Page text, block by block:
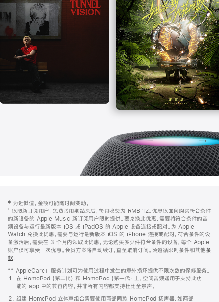
中
打
开)
页
页
脚
注
‡ 为近似值。金额可能随时间变动。
⁺ 仅限新订阅用户。免费试用期结束后，每月收费为 RMB 12。优惠仅面向购买符合条件
的新设备的 Apple Music 新订阅用户限时提供。要兑换此优惠，需要将符合条件的音
频设备与运行最新版本 iOS 或 iPadOS 的 Apple 设备连接或配对。为 Apple
Watch 兑换此优惠，需要与运行最新版本 iOS 的 iPhone 连接或配对。符合条件的设
备激活后，需要在 3 个月内领取此优惠。无论购买多少件符合条件的设备，每个 Apple
账户仅可享受一次优惠。会员方案将自动续订，直至取消订阅。须遵循限制条件和其他条
款。
窗
口
中
打
** AppleCare+ 服务计划可为使用过程中发生的意外损坏提供不限次数的保修服务。
在 HomePod (第二代) 和 HomePod (第一代) 上，空间音频适用于支持此功
能的 app 中的兼容内容。并非所有内容都支持杜比全景声。
组建 HomePod 立体声组合需要使用两部同款 HomePod 扬声器，如两部